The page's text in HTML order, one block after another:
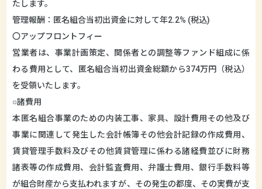
たします。
管理報酬：匿名組合当初出資金に対して年2.2% (税込)
〇アップフロントフィー
営業者は、事業計画策定、関係者との調整等ファンド組成に係
わる費用として、匿名組合当初出資金総額から374万円（税込）
を受領いたします。
○諸費用
本匿名組合事業のための内装工事、家具、設計費用その他及び
事業に関連して発生した会計帳簿その他会計記録の作成費用、
賃貸管理手数料及びその他賃貸管理に係わる諸経費並びに財務
諸表等の作成費用、会計監査費用、弁護士費用、銀行手数料等
が組合財産から支払われますが、その発生の都度、その実費が支